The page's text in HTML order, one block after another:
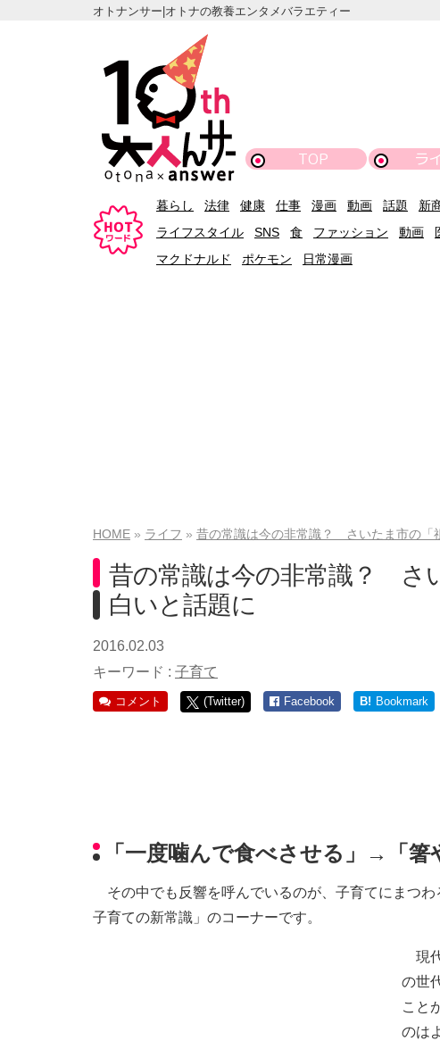
オトナンサー|オトナの教養エンタメバラエティー
TOP ラ
暮らし 法律 健康 仕事 漫画 動画 話題 新
ライフスタイル
SNS 食 ファッション 動画
マクドナルド
ポケモン 日常漫画
HOME ライフ 昔の常識は今の非常識？ さいたま市の「
昔の常識は今の非常識？ さ
白いと話題に
2016.02.03
キーワード : 子育て
コメント (Twitter) Facebook B! Bookmark
「一度噛んで食べさせる」→「箸
その中でも反響を呼んでいるのが、子育てにまつわ
子育ての新常識」のコーナーです。
現
の世
こと
のは